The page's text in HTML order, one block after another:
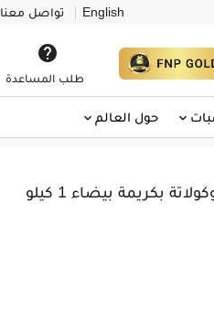
English تواصل معنا

طلب المساعدة
حول العالم
بكريمة بيضاء 1 كيلو